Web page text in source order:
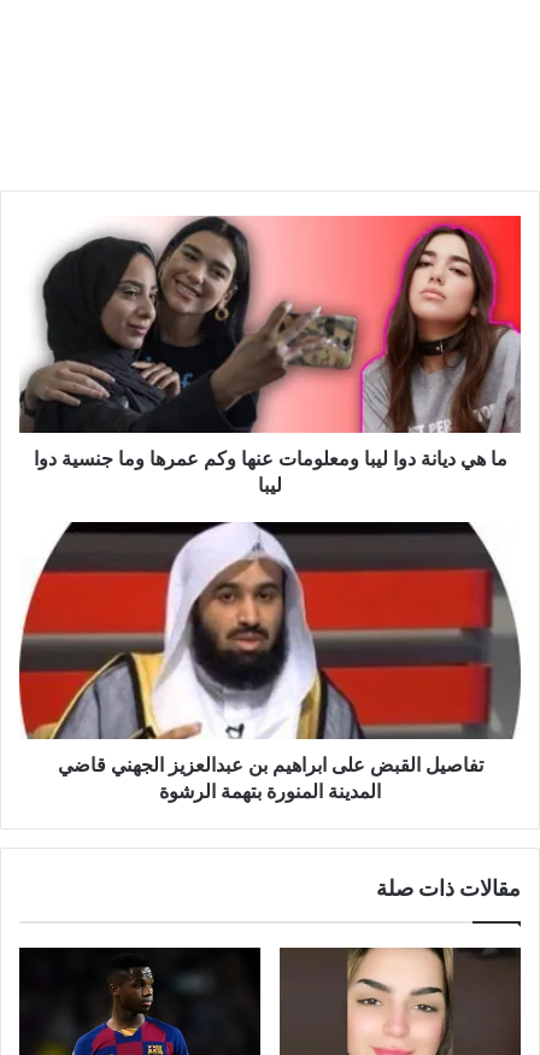
ما هي ديانة دوا ليبا ومعلومات عنها وكم عمرها وما جنسية دوا
ليبا
تفاصيل القبض على ابراهيم بن عبدالعزيز الجهني قاضي
المدينة المنورة بتهمة الرشوة
مقالات ذات صلة